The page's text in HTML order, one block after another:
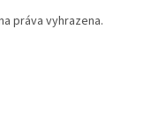
práva vyhrazena.